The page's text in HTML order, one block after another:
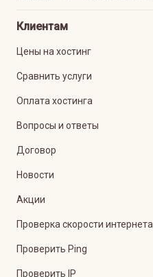
Клиентам
Цены на хостинг
Сравнить услуги
Оплата хостинга
Вопросы и ответы
Договор
Новости
Акции
Проверка скорости интернета
Проверить Ping
Проверить IP